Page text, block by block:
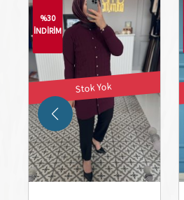
%30
İNDİRİM
Stok Yok